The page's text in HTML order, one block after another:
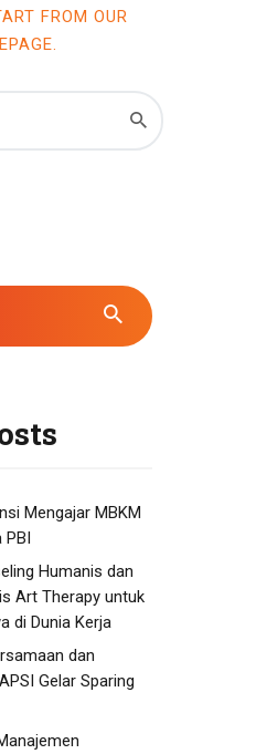
FROM OUR
.
Mengajar MBKM
PBI
Humanis dan
Art Therapy untuk
di Dunia Kerja
dan
Gelar Sparing